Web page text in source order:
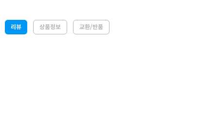
리뷰 상품정보 교환/반품